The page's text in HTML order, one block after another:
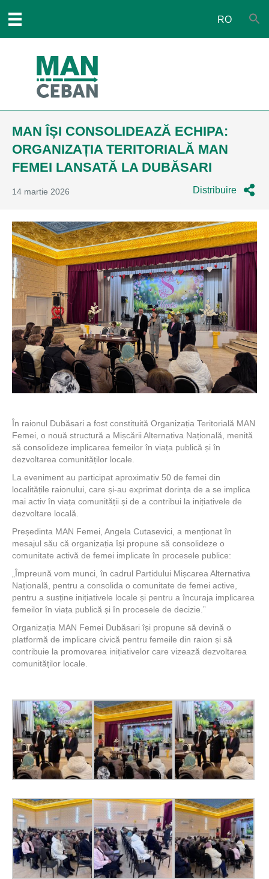
RO
MAN ÎȘI CONSOLIDEAZĂ ECHIPA:
ORGANIZAȚIA TERITORIALĂ MAN
FEMEI LANSATĂ LA DUBĂSARI
14 martie 2026 Distribuire
În raionul Dubăsari a fost constituită Organizația Teritorială MAN
Femei, o nouă structură a Mișcării Alternativa Națională, menită
să consolideze implicarea femeilor în viața publică și în
dezvoltarea comunităților locale.
La eveniment au participat aproximativ 50 de femei din
localitățile raionului, care și-au exprimat dorința de a se implica
mai activ în viața comunității și de a contribui la inițiativele de
dezvoltare locală.
Președinta MAN Femei, Angela Cutasevici, a menționat în
mesajul său că organizația își propune să consolideze o
comunitate activă de femei implicate în procesele publice:
„Împreună vom munci, în cadrul Partidului Mișcarea Alternativa
Națională, pentru a consolida o comunitate de femei active,
pentru a susține inițiativele locale și pentru a încuraja implicarea
femeilor în viața publică și în procesele de decizie.”
Organizația MAN Femei Dubăsari își propune să devină o
platformă de implicare civică pentru femeile din raion și să
contribuie la promovarea inițiativelor care vizează dezvoltarea
comunităților locale.